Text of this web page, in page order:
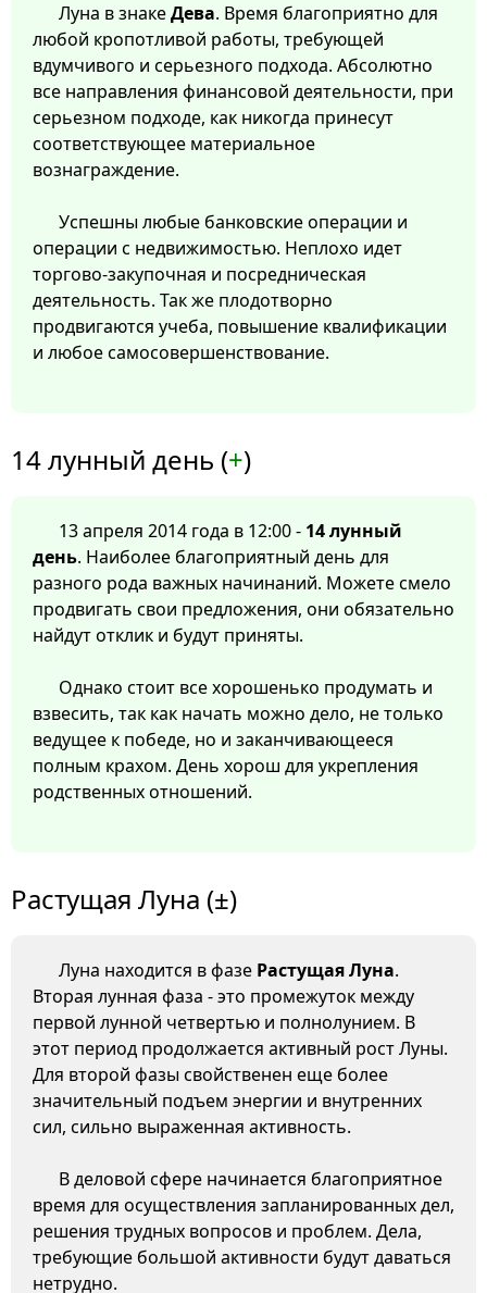
Луна в знакеДева. Время благоприятно для
любой кропотливой работы, требующей
вдумчивого и серьезного подхода. Абсолютно
все направления финансовой деятельности, при
серьезном подходе, как никогда принесут
соответствующее материальное
вознаграждение.
Успешны любые банковские операции и
операции с недвижимостью. Неплохо идет
торгово-закупочная и посредническая
деятельность. Так же плодотворно
продвигаются учеба, повышение квалификации
и любое самосовершенствование.
14 лунный день (+)
13 апреля 2014 года в 12:00 - 14 лунный
день. Наиболее благоприятный день для
разного рода важных начинаний. Можете смело
продвигать свои предложения, они обязательно
найдут отклик и будут приняты.
Однако стоит все хорошенько продумать и
взвесить, так как начать можно дело, не только
ведущее к победе, но и заканчивающееся
полным крахом. День хорош для укрепления
родственных отношений.
Растущая Луна (±)
Луна находится в фазе Растущая Луна.
Вторая лунная фаза - это промежуток между
первой лунной четвертью и полнолунием. В
этот период продолжается активный рост Луны.
Для второй фазы свойственен еще более
значительный подъем энергии и внутренних
сил, сильно выраженная активность.
В деловой сфере начинается благоприятное
время для осуществления запланированных дел,
решения трудных вопросов и проблем. Дела,
требующие большой активности будут даваться
нетрудно.